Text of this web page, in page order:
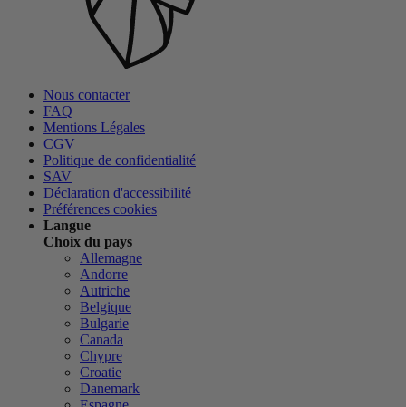
Nous contacter
FAQ
Mentions Légales
CGV
Politique de confidentialité
SAV
Déclaration d'accessibilité
Préférences cookies
Langue
Choix du pays
Allemagne
Andorre
Autriche
Belgique
Bulgarie
Canada
Chypre
Croatie
Danemark